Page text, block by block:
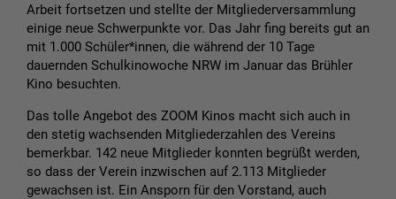
Arbeit fortsetzen und stellte der Mitgliederversammlung
einige neue Schwerpunkte vor. Das Jahr fing bereits gut an
mit 1.000 Schüler*innen, die während der 10 Tage
dauernden Schulkinowoche NRW im Januar das Brühler
Kino besuchten.
Das tolle Angebot des ZOOM Kinos macht sich auch in
den stetig wachsenden Mitgliederzahlen des Vereins
bemerkbar. 142 neue Mitglieder konnten begrüßt werden,
so dass der Verein inzwischen auf 2.113 Mitglieder
gewachsen ist. Ein Ansporn für den Vorstand, auch